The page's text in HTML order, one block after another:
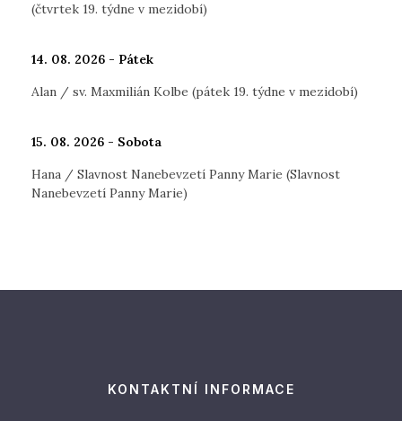
(čtvrtek 19. týdne v mezidobí)
14. 08. 2026 - Pátek
Alan / sv. Maxmilián Kolbe (pátek 19. týdne v mezidobí)
15. 08. 2026 - Sobota
Hana / Slavnost Nanebevzetí Panny Marie (Slavnost
Nanebevzetí Panny Marie)
KONTAKTNÍ INFORMACE